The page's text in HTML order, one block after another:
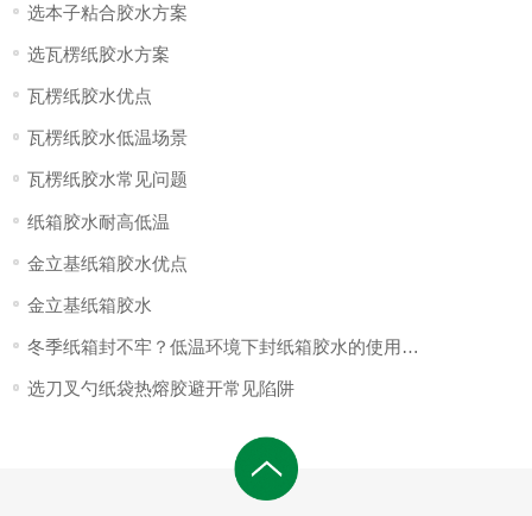
选本子粘合胶水方案
选瓦楞纸胶水方案
瓦楞纸胶水优点
瓦楞纸胶水低温场景
瓦楞纸胶水常见问题
纸箱胶水耐高低温
金立基纸箱胶水优点
金立基纸箱胶水
冬季纸箱封不牢？低温环境下封纸箱胶水的使用秘诀
选刀叉勺纸袋热熔胶避开常见陷阱